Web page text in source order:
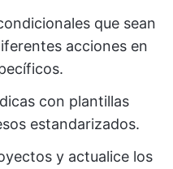
que sean
acciones en
con plantillas
estandarizados.
y actualice los